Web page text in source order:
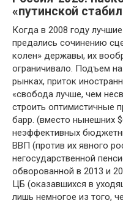
«путинской
Когда в 2008 году
предались сочинению
колен» державы, их
ограничивало. Подъем
рынках, приток
«свобода лучше, чем
строить оптимистичные
барр. (вместо нынешних
неэффективных
ВВП (против их явного
негосударственной
обворованной в 2013 и
ЦБ (оказавшихся в
лишь немногое из того,